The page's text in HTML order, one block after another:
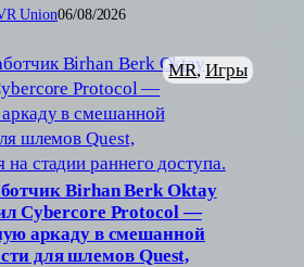
Union06/08/2026
Birhan Berk Oktay
Cybercore Protocol —
аркаду в смешанной
для шлемов Quest,
MR, Игры